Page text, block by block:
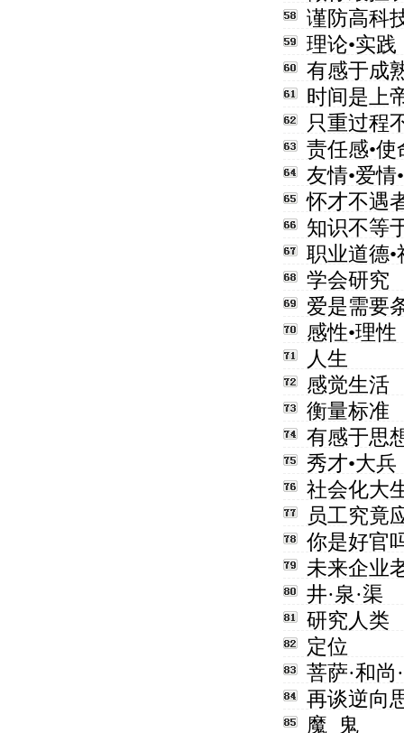
谨防高科
理论•实践
有感于成
时间是上
只重过程
责任感•使
友情•爱情
怀才不遇
知识不等
职业道德
学会研究
爱是需要
感性•理性
人生
感觉生活
衡量标准
有感于思
秀才•大兵
社会化大
员工究竟
你是好官
未来企业
井·泉·渠
研究人类
定位
菩萨·和尚
再谈逆向
魔 鬼